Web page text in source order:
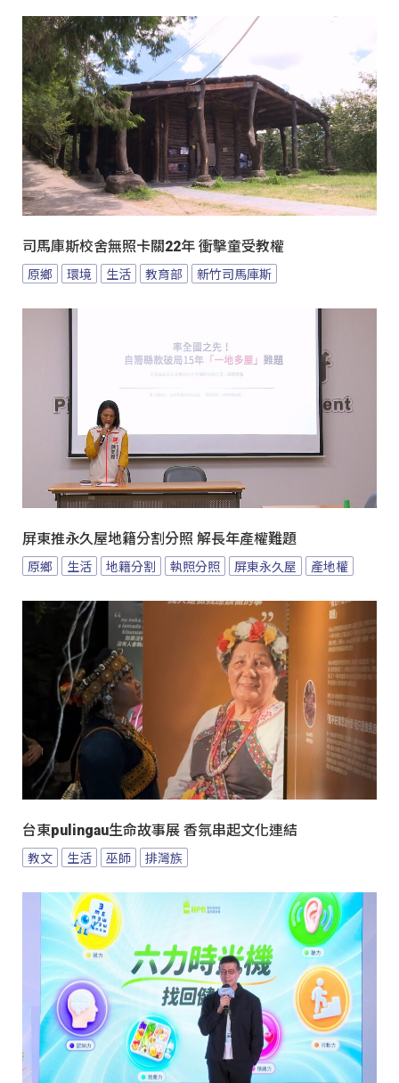
司馬庫斯校舍無照卡關22年 衝擊童受教權
原鄉 環境 生活 教育部 新竹司馬庫斯
屏東推永久屋地籍分割分照 解長年產權難題
原鄉 生活 地籍分割 執照分照 屏東永久屋 產地權
台東pulingau生命故事展 香氛串起文化連結
教文 生活 巫師 排灣族